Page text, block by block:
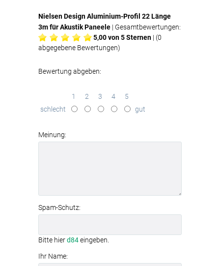
Nielsen Design Aluminium-Profil 22 Länge
3m für Akustik Paneele| Gesamtbewertungen:
5,00von 5 Sternen | (0
abgegebene Bewertungen)
Bewertung abgeben:
1 2 3 4
5
schlecht
gut
Meinung:
Spam-Schutz:
Bitte hierd84eingeben.
Ihr Name: